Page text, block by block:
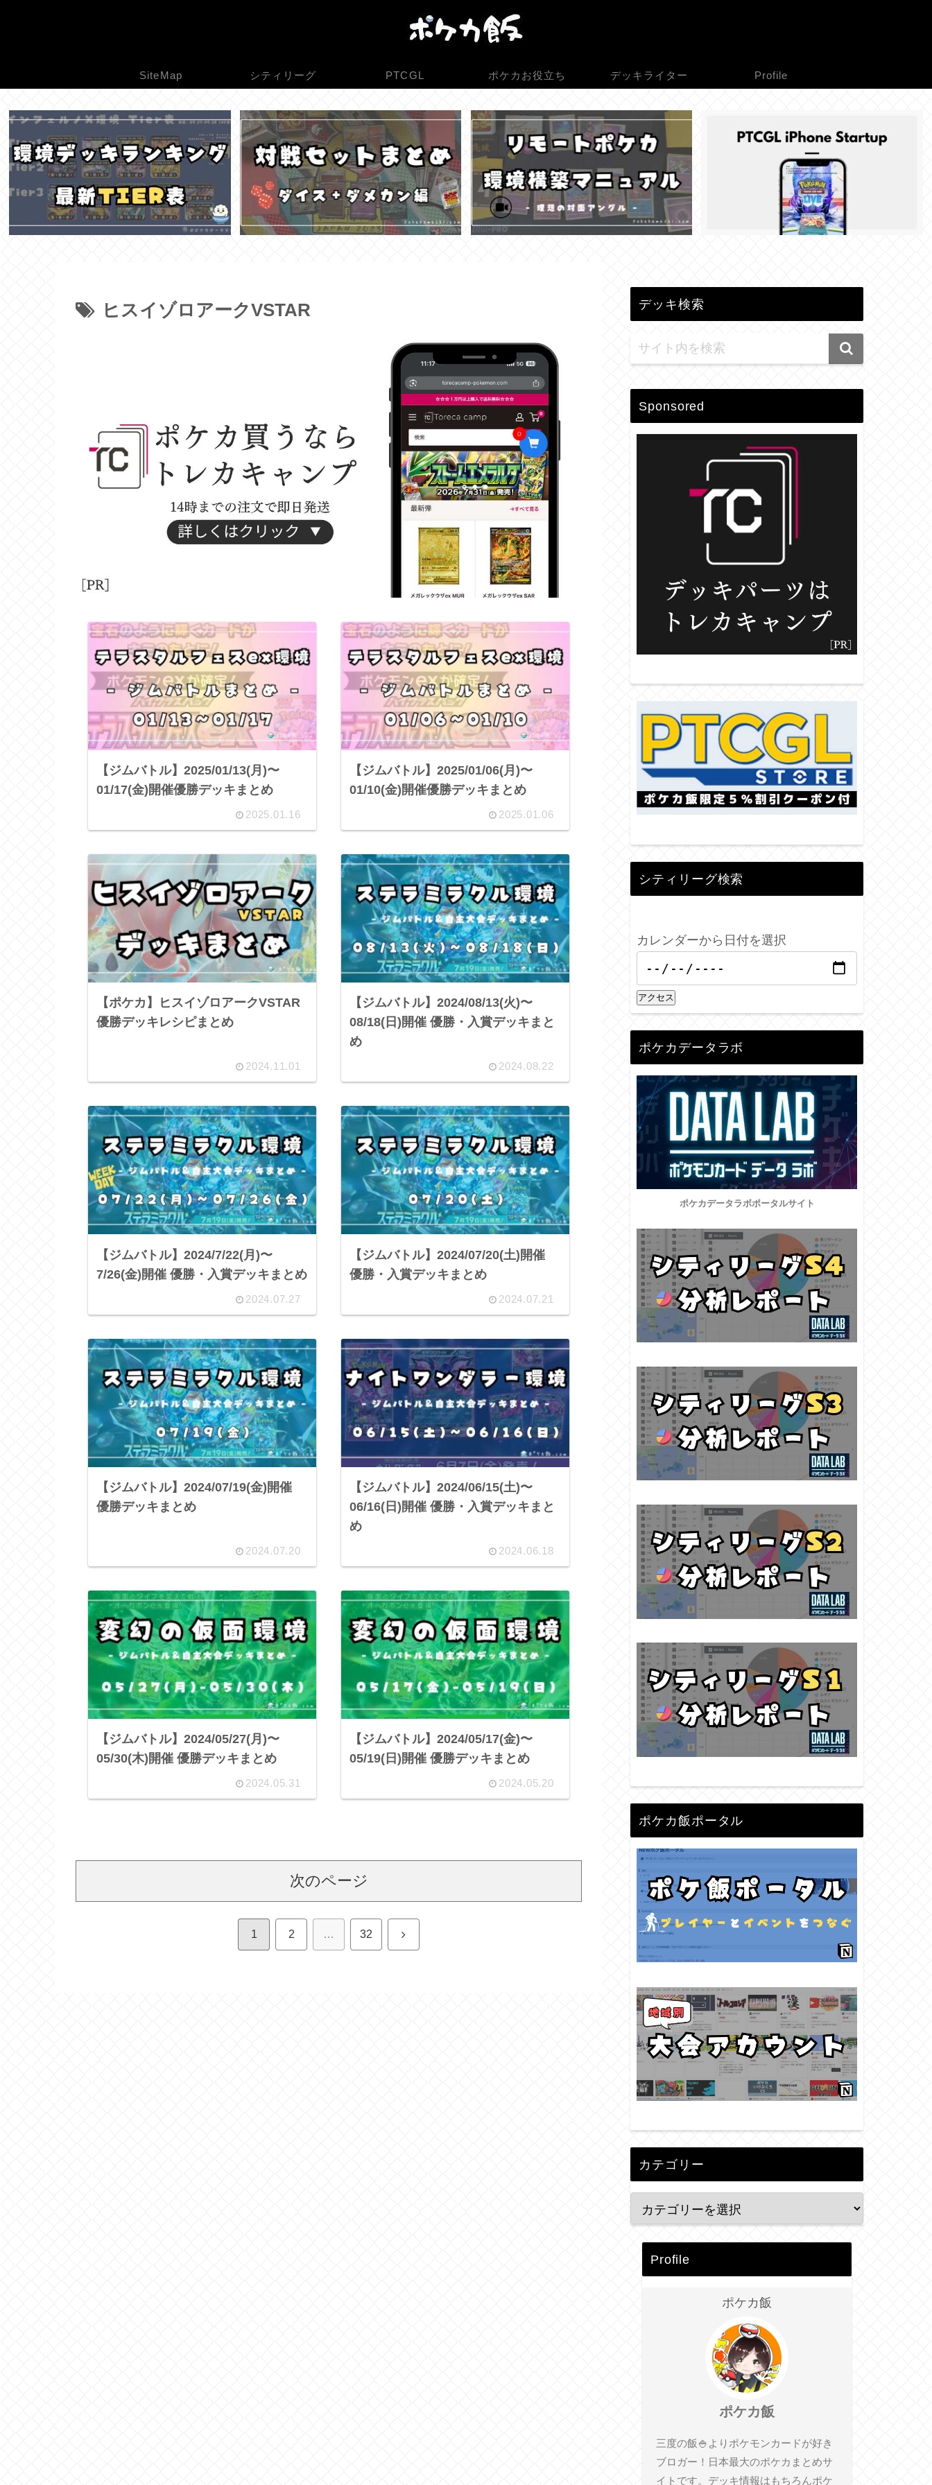
SiteMap シティリーグ PTCGL ポケカお役立ち デッキライター Profile
ヒスイゾロアークVSTAR
【ジムバトル】2025/01/13(月)〜
01/17(金)開催優勝デッキまとめ
2025.01.16
【ジムバトル】2025/01/06(月)〜
01/10(金)開催優勝デッキまとめ
2025.01.06
【ポケカ】ヒスイゾロアークVSTAR
優勝デッキレシピまとめ
2024.11.01
【ジムバトル】2024/08/13(火)〜
08/18(日)開催 優勝・入賞デッキまと
め
2024.08.22
【ジムバトル】2024/7/22(月)〜
7/26(金)開催 優勝・入賞デッキまとめ
2024.07.27
【ジムバトル】2024/07/20(土)開催
優勝・入賞デッキまとめ
2024.07.21
【ジムバトル】2024/07/19(金)開催
優勝デッキまとめ
2024.07.20
【ジムバトル】2024/06/15(土)〜
06/16(日)開催 優勝・入賞デッキまと
め
2024.06.18
【ジムバトル】2024/05/27(月)〜
05/30(木)開催 優勝デッキまとめ
2024.05.31
【ジムバトル】2024/05/17(金)〜
05/19(日)開催 優勝デッキまとめ
2024.05.20
次のページ
1 2 … 32 次
デッキ検索
Sponsored
シティリーグ検索
カレンダーから日付を選択
アクセス
ポケカデータラボ
ポケカデータラボポータルサイト
ポケカ飯ポータル
カテゴリー
Profile
ポケカ飯
ポケカ飯
三度の飯🍚よりポケモンカードが好き
ブロガー！日本最大のポケカまとめサ
イトです。デッキ情報はもちろんポケ